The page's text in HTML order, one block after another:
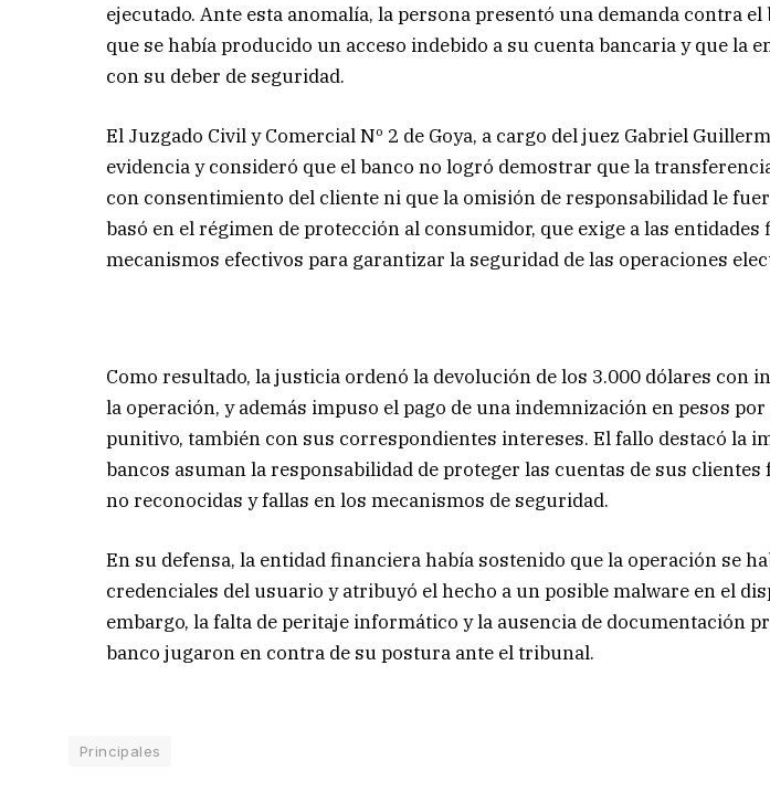
ejecutado. Ante esta anomalía, la persona presentó una demanda contra
que se había producido un acceso indebido a su cuenta bancaria y que la
con su deber de seguridad.
El Juzgado Civil y Comercial Nº 2 de Goya, a cargo del juez Gabriel
evidencia y consideró que el banco no logró demostrar que la
con consentimiento del cliente ni que la omisión de responsabilidad le
basó en el régimen de protección al consumidor, que exige a las
mecanismos efectivos para garantizar la seguridad de las operaciones
Como resultado, la justicia ordenó la devolución de los 3.000 dólares con
la operación, y además impuso el pago de una indemnización en pesos
punitivo, también con sus correspondientes intereses. El fallo destacó la
bancos asuman la responsabilidad de proteger las cuentas de sus
no reconocidas y fallas en los mecanismos de seguridad.
En su defensa, la entidad financiera había sostenido que la operación se
credenciales del usuario y atribuyó el hecho a un posible malware en el
embargo, la falta de peritaje informático y la ausencia de documentación
banco jugaron en contra de su postura ante el tribunal.
Principales